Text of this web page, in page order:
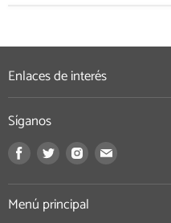
Enlaces de interés
Síganos
Encuéntrenos
Facebook
Encuéntrenos
Twitter
Encuéntrenos
Instagram
Correo
Menú principal